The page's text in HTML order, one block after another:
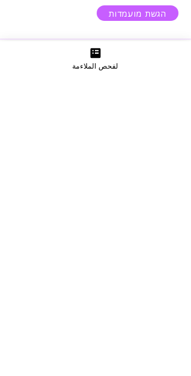
הגשת מועמדות
הצטרפו לקהילת עוגן וקבלו עדכונים
لفحص الملاءمة